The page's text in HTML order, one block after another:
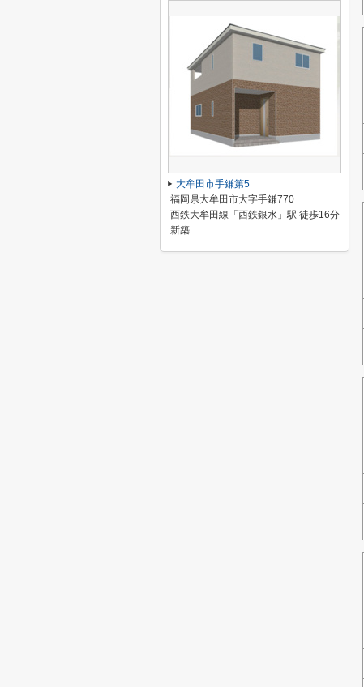
大牟田市手鎌第5
福岡県大牟田市大字手鎌770
西鉄大牟田線「西鉄銀水」駅 徒歩16分
新築